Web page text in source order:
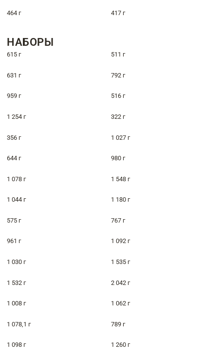
464 г 417 г
НАБОРЫ
615 г 511 г
631 г 792 г
959 г 516 г
1 254 г 322 г
356 г 1 027 г
644 г 980 г
1 078 г 1 548 г
1 044 г 1 180 г
575 г 767 г
961 г 1 092 г
1 030 г 1 535 г
1 532 г 2 042 г
1 008 г 1 062 г
1 078,1 г 789 г
1 098 г 1 260 г